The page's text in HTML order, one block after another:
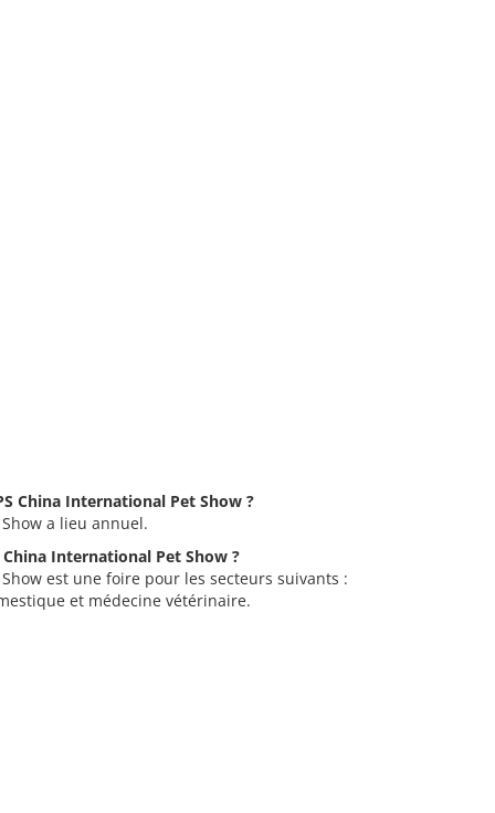
China International Pet Show ?
a lieu annuel.
International Pet Show ?
est une foire pour les secteurs suivants :
et médecine vétérinaire.